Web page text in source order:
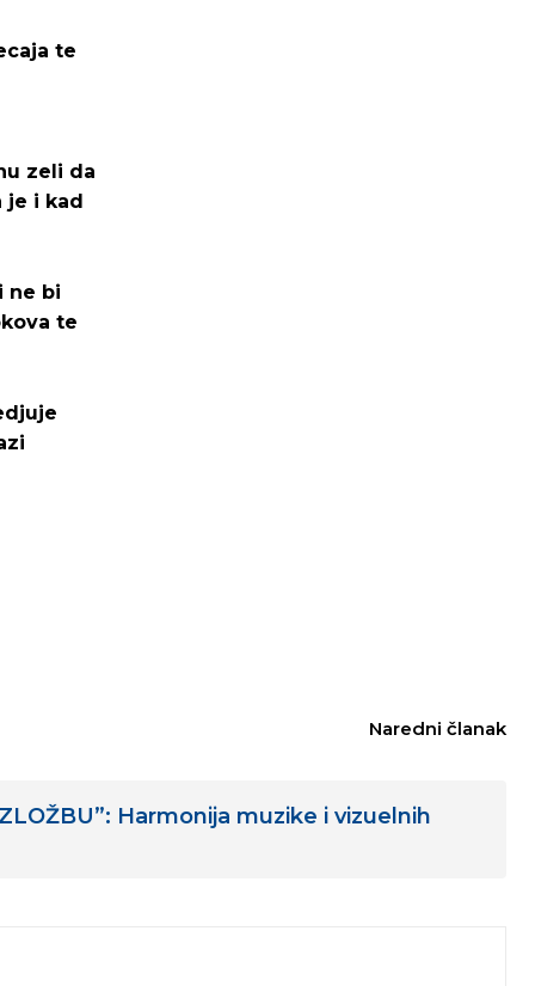
te
zeli da
je i kad
ne bi
te
Naredni članak
Harmonija muzike i vizuelnih